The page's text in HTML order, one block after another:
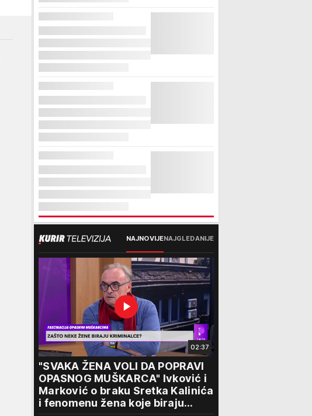
NAJNOVIJENAJGLEDANIJE
02:37
"SVAKA ŽENA VOLI DA POPRAVI
OPASNOG MUŠKARCA" Ivković i
Marković o braku Sretka Kalinića
i fenomenu žena koje biraju